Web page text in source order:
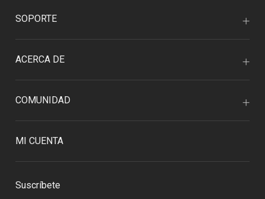
SOPORTE
ACERCA DE
COMUNIDAD
MI CUENTA
Suscríbete